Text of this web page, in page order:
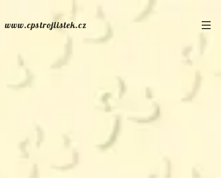
www.cpstrojlistek.cz